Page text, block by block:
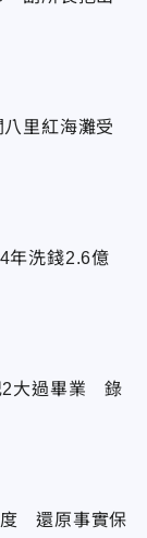
里紅海灘受
4年洗錢2.6億
2大過畢業 錄
度 還原事實保